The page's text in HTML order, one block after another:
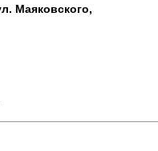
Маяковского,